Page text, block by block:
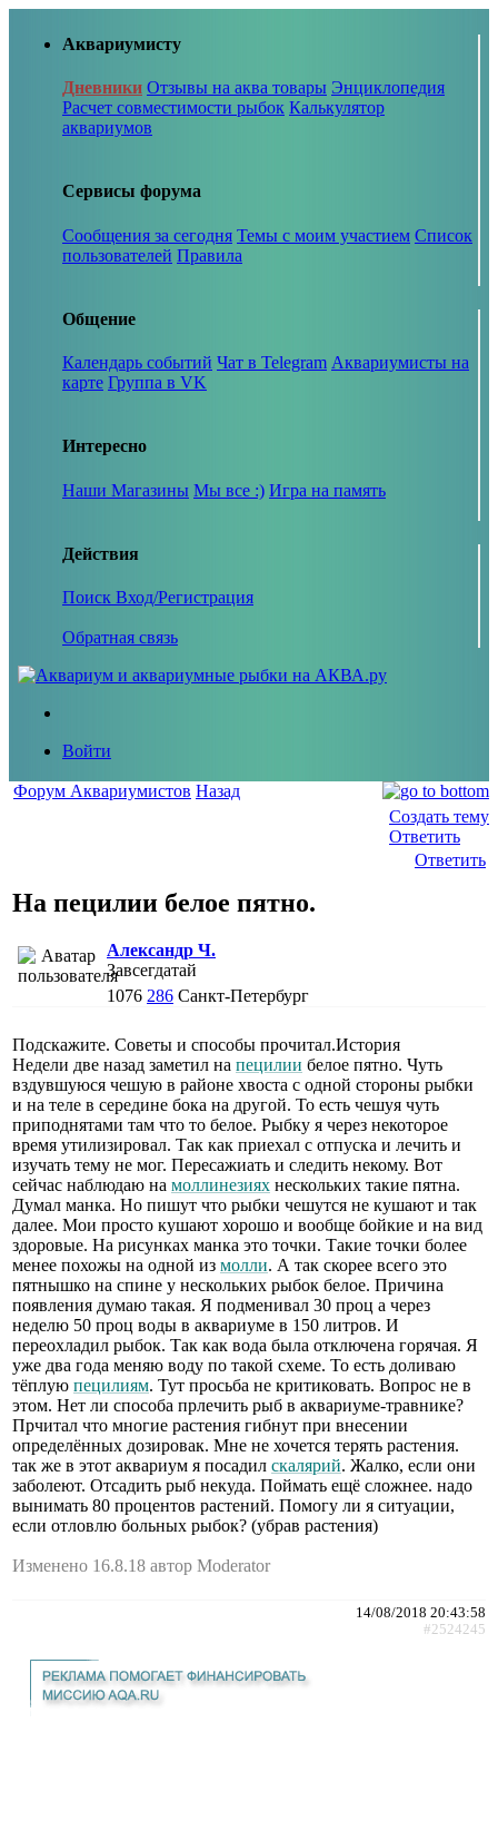
Аквариумисту
Дневники Отзывы на аква товары Энциклопедия
Расчет совместимости рыбок Калькулятор
аквариумов
Сервисы форума
Сообщения за сегодня Темы с моим участием Список
пользователей Правила
Общение
Календарь событий Чат в Telegram Аквариумисты на
карте Группа в VK
Интересно
Наши Магазины Мы все :) Игра на память
Действия
Поиск Вход/Регистрация
Обратная связь
Войти
Форум Аквариумистов Назад
Создать тему
Ответить
Ответить
На пецилии белое пятно.
Александр Ч.
Завсегдатай
1076 286 Санкт-Петербург
Подскажите. Советы и способы прочитал.История
Недели две назад заметил на пецилии белое пятно. Чуть
вздувшуюся чешую в районе хвоста с одной стороны рыбки
и на теле в середине бока на другой. То есть чешуя чуть
приподнятами там что то белое. Рыбку я через некоторое
время утилизировал. Так как приехал с отпуска и лечить и
изучать тему не мог. Пересажиать и следить некому. Вот
сейчас наблюдаю на моллинезиях нескольких такие пятна.
Думал манка. Но пишут что рыбки чешутся не кушают и так
далее. Мои просто кушают хорошо и вообще бойкие и на вид
здоровые. На рисунках манка это точки. Такие точки более
менее похожы на одной из молли. А так скорее всего это
пятнышко на спине у нескольких рыбок белое. Причина
появления думаю такая. Я подменивал 30 проц а через
неделю 50 проц воды в аквариуме в 150 литров. И
переохладил рыбок. Так как вода была отключена горячая. Я
уже два года меняю воду по такой схеме. То есть доливаю
тёплую пецилиям. Тут просьба не критиковать. Вопрос не в
этом. Нет ли способа прлечить рыб в аквариуме-травнике?
Прчитал что многие растения гибнут при внесении
определённых дозировак. Мне не хочется терять растения.
так же в этот аквариум я посадил скалярий. Жалко, если они
заболеют. Отсадить рыб некуда. Поймать ещё сложнее. надо
вынимать 80 процентов растений. Помогу ли я ситуации,
если отловлю больных рыбок? (убрав растения)
Изменено 16.8.18 автор Moderator
14/08/2018 20:43:58
#2524245